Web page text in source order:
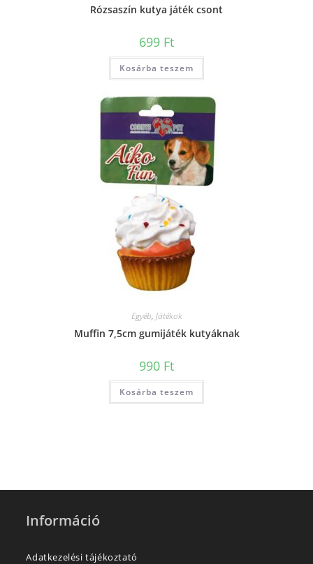
Rózsaszín kutya játék csont
699 Ft
Kosárba teszem
Egyéb, Játékok
Muffin 7,5cm gumijáték kutyáknak
990 Ft
Kosárba teszem
Információ
Adatkezelési tájékoztató